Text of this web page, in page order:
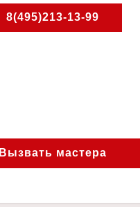
8(495)213-13-99
Вызвать мастера